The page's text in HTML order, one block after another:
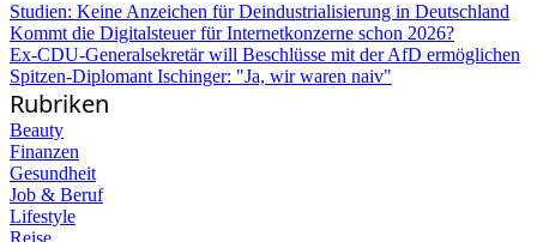
Studien: Keine Anzeichen für Deindustrialisierung in Deutschland
Kommt die Digitalsteuer für Internetkonzerne schon 2026?
Ex-CDU-Generalsekretär will Beschlüsse mit der AfD ermöglichen
Spitzen-Diplomant Ischinger: "Ja, wir waren naiv"
Rubriken
Beauty
Finanzen
Gesundheit
Job & Beruf
Lifestyle